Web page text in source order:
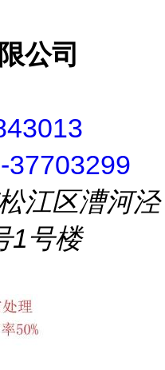
公司
37703299
江区漕河泾
1号楼